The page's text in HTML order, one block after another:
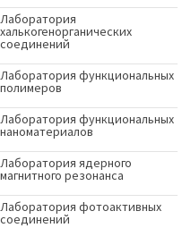
Лаборатория
халькогенорганических
соединений
Лаборатория функциональных
полимеров
Лаборатория функциональных
наноматериалов
Лаборатория ядерного
магнитного резонанса
Лаборатория фотоактивных
соединений